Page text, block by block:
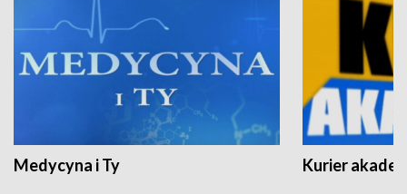
Medycyna i Ty Kurier